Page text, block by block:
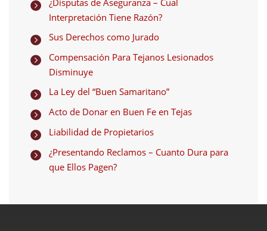

¿Disputas de Aseguranza – Cual
Interpretación Tiene Razón?
 Sus Derechos como Jurado

Compensación Para Tejanos Lesionados
Disminuye
 La Ley del “Buen Samaritano”
 Acto de Donar en Buen Fe en Tejas
 Liabilidad de Propietarios

¿Presentando Reclamos – Cuanto Dura para
que Ellos Pagen?